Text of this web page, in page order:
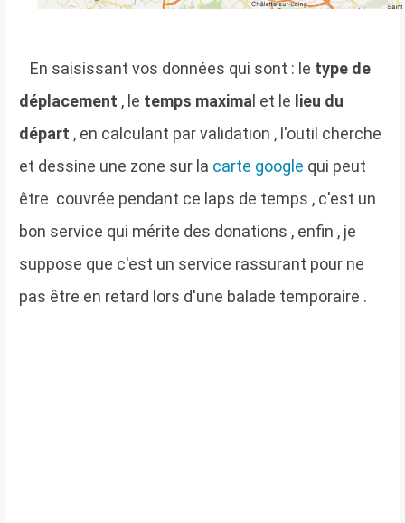
En saisissant vos données qui sont : le type de
déplacement , le temps maxima l et le lieu du
départ , en calculant par validation , l'outil cherche
et dessine une zone sur la carte google qui peut
être couvrée pendant ce laps de temps , c'est un
bon service qui mérite des donations , enfin , je
suppose que c'est un service rassurant pour ne
pas être en retard lors d'une balade temporaire .